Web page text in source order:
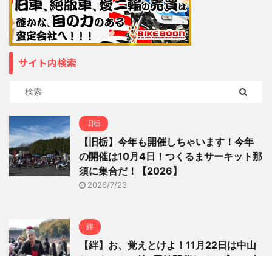
サイト内検索
旧栃
【旧栃】今年も開催しちゃいます！今年
の開催は10月4日！つくるまサーキット那
須に集合だ！【2026】
2026/7/23
絆
【絆】お、覚えとけよ！11月22日は中山